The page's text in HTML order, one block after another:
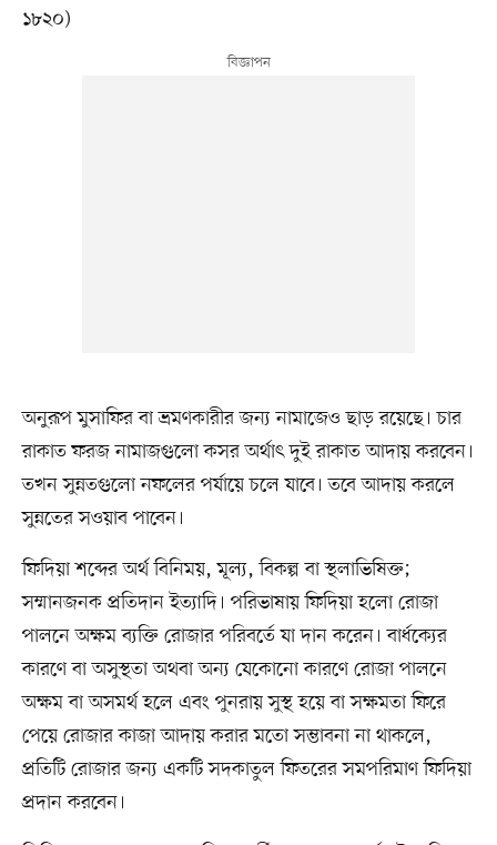
১৮২০)
অনুরূপ মুসাফির বা ভ্রমণকারীর জন্য নামাজেও ছাড় রয়েছে। চার
রাকাত ফরজ নামাজগুলো কসর অর্থাৎ দুই রাকাত আদায় করবেন।
তখন সুন্নতগুলো নফলের পর্যায়ে চলে যাবে। তবে আদায় করলে
সুন্নতের সওয়াব পাবেন।
ফিদিয়া শব্দের অর্থ বিনিময়, মূল্য, বিকল্প বা স্থলাভিষিক্ত;
সম্মানজনক প্রতিদান ইত্যাদি। পরিভাষায় ফিদিয়া হলো রোজা
পালনে অক্ষম ব্যক্তি রোজার পরিবর্তে যা দান করেন। বার্ধক্যের
কারণে বা অসুস্থতা অথবা অন্য যেকোনো কারণে রোজা পালনে
অক্ষম বা অসমর্থ হলে এবং পুনরায় সুস্থ হয়ে বা সক্ষমতা ফিরে
পেয়ে রোজার কাজা আদায় করার মতো সম্ভাবনা না থাকলে,
প্রতিটি রোজার জন্য একটি সদকাতুল ফিতরের সমপরিমাণ ফিদিয়া
প্রদান করবেন।